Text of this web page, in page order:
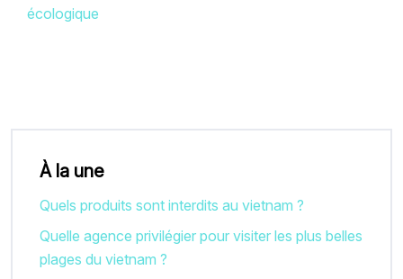
écologique
À la une
Quels produits sont interdits au vietnam ?
Quelle agence privilégier pour visiter les plus belles
plages du vietnam ?